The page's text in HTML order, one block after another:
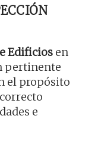
Edificios en
pertinente
el propósito
e